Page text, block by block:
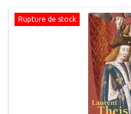
Rupture de stock